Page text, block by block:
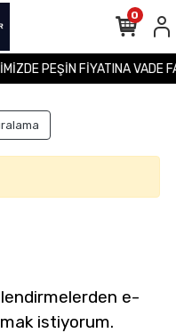
PEŞİN FİYATINA VADE
0
e-
istiyorum.